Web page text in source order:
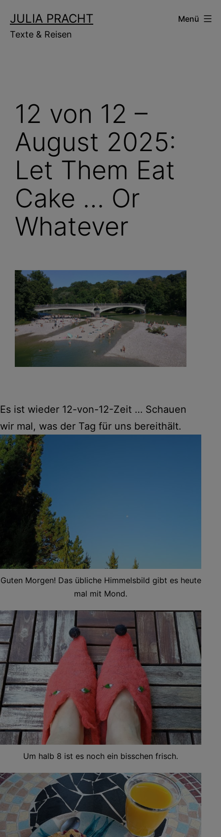
Inhalt
springen
JULIA PRACHT
Texte & Reisen
Menü
12 von 12 –
August 2025:
Let Them Eat
Cake … Or
Whatever
Es ist wieder 12-von-12-Zeit … Schauen
wir mal, was der Tag für uns bereithält.
Guten Morgen! Das übliche Himmelsbild gibt es heute
mal mit Mond.
Um halb 8 ist es noch ein bisschen frisch.